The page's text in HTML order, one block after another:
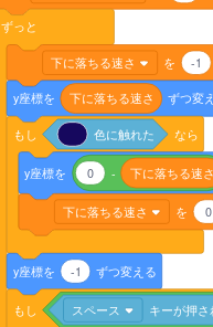
ずっと
下に落ちる速さ を -1
y座標を 下に落ちる速さ ずつ変
もし 色に触れた なら
y座標を 0 - 下に落ちる速
下に落ちる速さ を 0
y座標を -1 ずつ変える
もし スペース キーが押さ